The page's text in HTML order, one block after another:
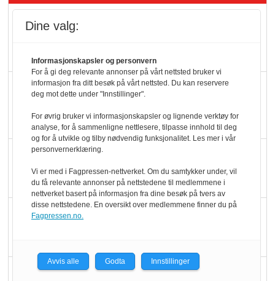
melkemangel
Marit Kolby vant
hederspris
Blir enklere å velge
økologisk i butikkhylla
Rapport: Økokundene
Dine valg:
Informasjonskapsler og personvern
For å gi deg relevante annonser på vårt nettsted bruker vi
informasjon fra ditt besøk på vårt nettsted. Du kan reservere
deg mot dette under "Innstillinger".
For øvrig bruker vi informasjonskapsler og lignende verktøy for
analyse, for å sammenligne nettlesere, tilpasse innhold til deg
og for å utvikle og tilby nødvendig funksjonalitet. Les mer i vår
personvernerklæring.
Vi er med i Fagpressen-nettverket. Om du samtykker under, vil
du få relevante annonser på nettstedene til medlemmene i
nettverket basert på informasjon fra dine besøk på tvers av
disse nettstedene. En oversikt over medlemmene finner du på
Fagpressen.no.
Avvis alle Godta Innstillinger